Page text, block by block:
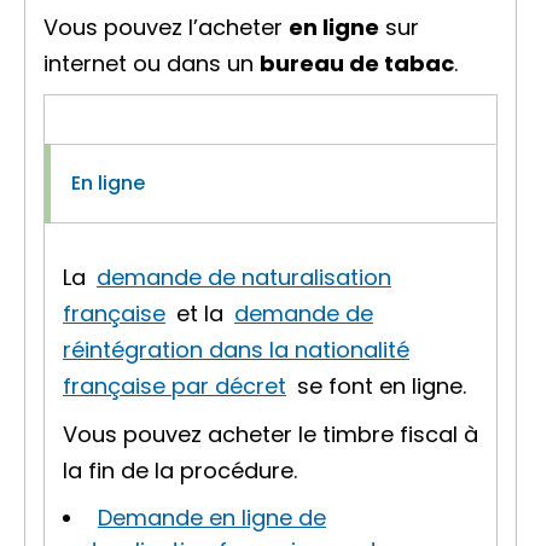
Vous pouvez l’acheter en ligne sur
internet ou dans un bureau de tabac.
En ligne
La demande de naturalisation
française et la demande de
réintégration dans la nationalité
française par décret se font en ligne.
Vous pouvez acheter le timbre fiscal à
la fin de la procédure.
Demande en ligne de